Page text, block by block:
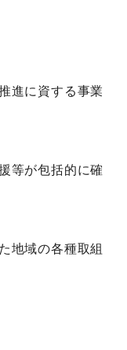
進に資する事業
等が包括的に確
地域の各種取組